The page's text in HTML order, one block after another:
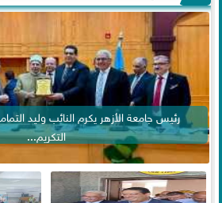
رئيس جامعة الأزهر يكرم النائب وليد
التكريم...